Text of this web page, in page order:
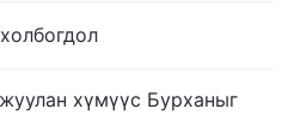
хүмүүс Бурханыг